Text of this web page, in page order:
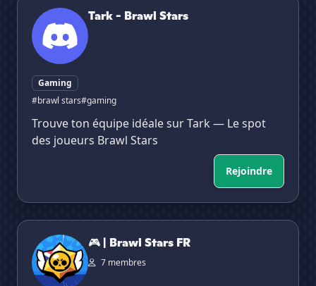
Tark - Brawl Stars
Gaming
#brawl stars#gaming
Trouve ton équipe idéale sur Tark — Le spot
des joueurs Brawl Stars
Rejoindre
🎮 | Brawl Stars FR
🎮 | Brawl Stars FR
7 membres